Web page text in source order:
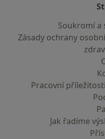
Soukromí a
Zásady ochrany
Pracovní příležitosti
Jak řadíme